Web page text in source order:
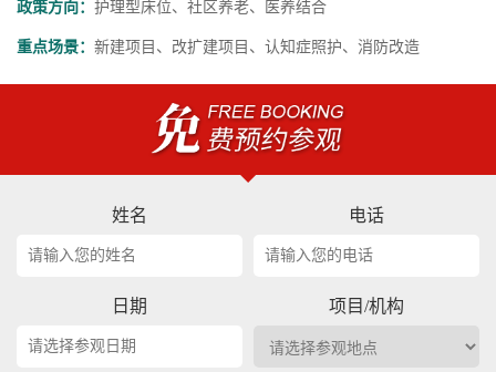
政策方向： 护理型床位、社区养老、医养结合
重点场景： 新建项目、改扩建项目、认知症照护、消防改造
姓名 电话
日期 项目/机构